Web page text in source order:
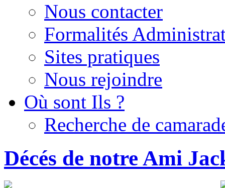
Nous contacter
Formalités
Sites pratiques
Nous rejoindre
Où sont Ils ?
Recherche de
Décés de notre Ami